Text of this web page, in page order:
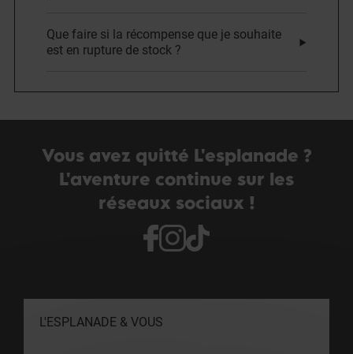
Que faire si la récompense que je souhaite
est en rupture de stock ?
Vous avez quitté L'esplanade ?
L'aventure continue sur les
réseaux sociaux !
L'ESPLANADE & VOUS